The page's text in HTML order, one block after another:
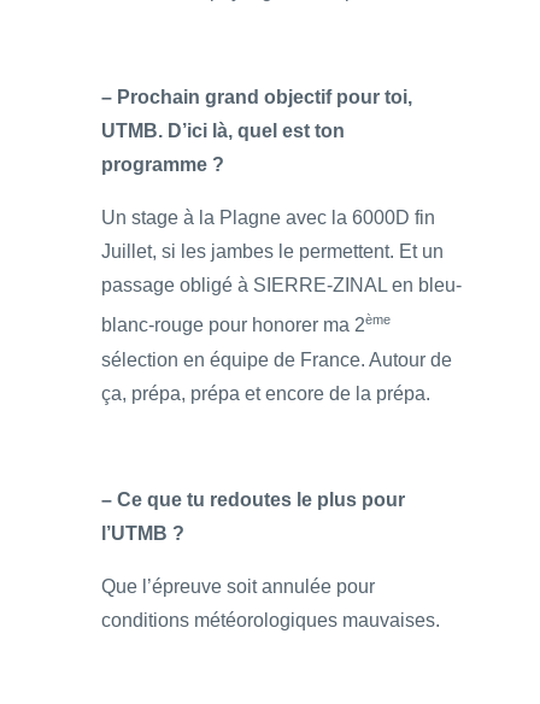
– Prochain grand objectif pour toi,
UTMB. D’ici là, quel est ton
programme ?
Un stage à la Plagne avec la 6000D fin
Juillet, si les jambes le permettent. Et un
passage obligé à SIERRE-ZINAL en bleu-
blanc-rouge pour honorer ma 2ème
sélection en équipe de France. Autour de
ça, prépa, prépa et encore de la prépa.
– Ce que tu redoutes le plus pour
l’UTMB ?
Que l’épreuve soit annulée pour
conditions météorologiques mauvaises.